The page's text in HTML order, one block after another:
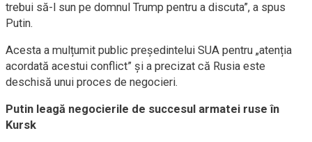
trebui să-l sun pe domnul Trump pentru a discuta”, a spus
Putin.
Acesta a mulțumit public președintelui SUA pentru „atenția
acordată acestui conflict” și a precizat că Rusia este
deschisă unui proces de negocieri.
Putin leagă negocierile de succesul armatei ruse în
Kursk